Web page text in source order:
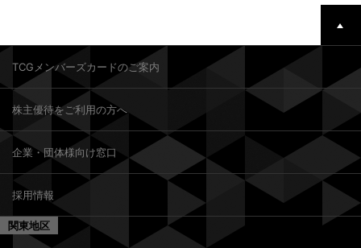
TCGメンバーズカードのご案内
株主優待をご利用の方へ
企業・団体様向け窓口
採用情報
関東地区